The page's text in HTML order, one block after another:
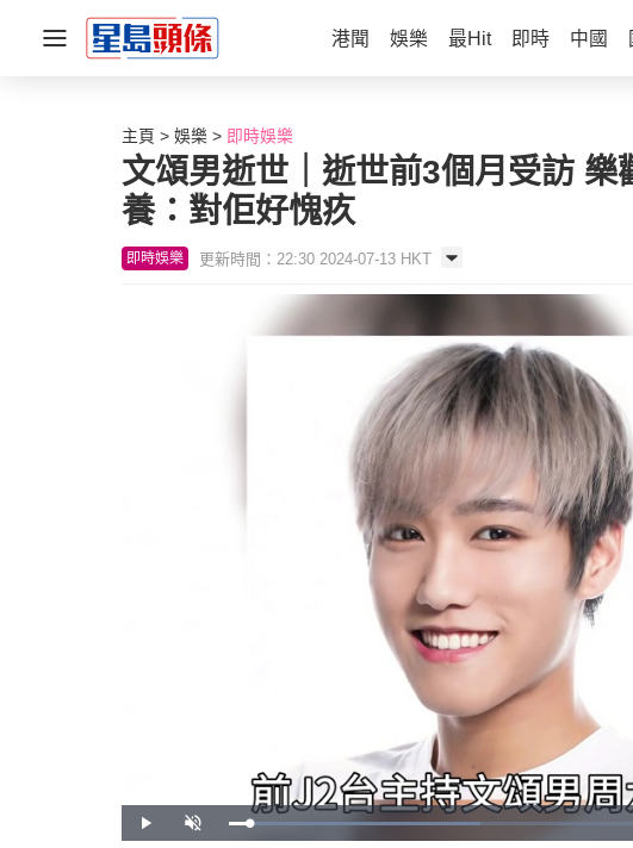
港聞 娛樂 最Hit 即時 中國
主頁 娛樂 即時娛樂
文頌男逝世｜逝世前3個月受訪
養：對佢好愧疚
即時娛樂 更新時間：22:30 2024-07-13 HKT
P
l
U
n
L
o